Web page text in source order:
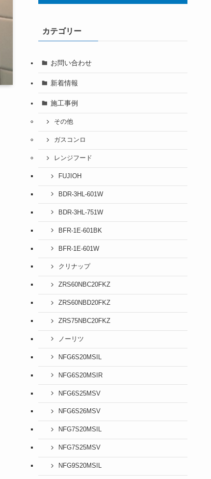
カテゴリー
お問い合わせ
新着情報
施工事例
その他
ガスコンロ
レンジフード
FUJIOH
BDR-3HL-601W
BDR-3HL-751W
BFR-1E-601BK
BFR-1E-601W
クリナップ
ZRS60NBC20FKZ
ZRS60NBD20FKZ
ZRS75NBC20FKZ
ノーリツ
NFG6S20MSIL
NFG6S20MSIR
NFG6S25MSV
NFG6S26MSV
NFG7S20MSIL
NFG7S25MSV
NFG9S20MSIL